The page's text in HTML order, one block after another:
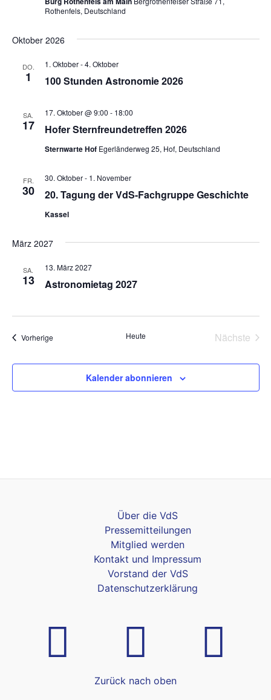
Rothenfels, Deutschland
Oktober 2026
DO.
1 100 Stunden Astronomie 2026
1. Oktober-4. Oktober
SA.
17 Hofer Sternfreundetreffen 2026
17. Oktober @ 9:00 - 18:00
Sternwarte Hof Egerländerweg 25, Hof, Deutschland
FR.
30 20. Tagung der VdS-Fachgruppe Geschichte
30. Oktober- 1. November
Kassel
März 2027
SA.
13 Astronomietag 2027
13. März 2027
VorherigeVeranstaltungen Heute
Nächste
Kalender abonnieren
Über die VdS
Pressemitteilungen
Mitglied werden
Kontakt und Impressum
Vorstand der VdS
Datenschutzerklärung
Zurück nach oben